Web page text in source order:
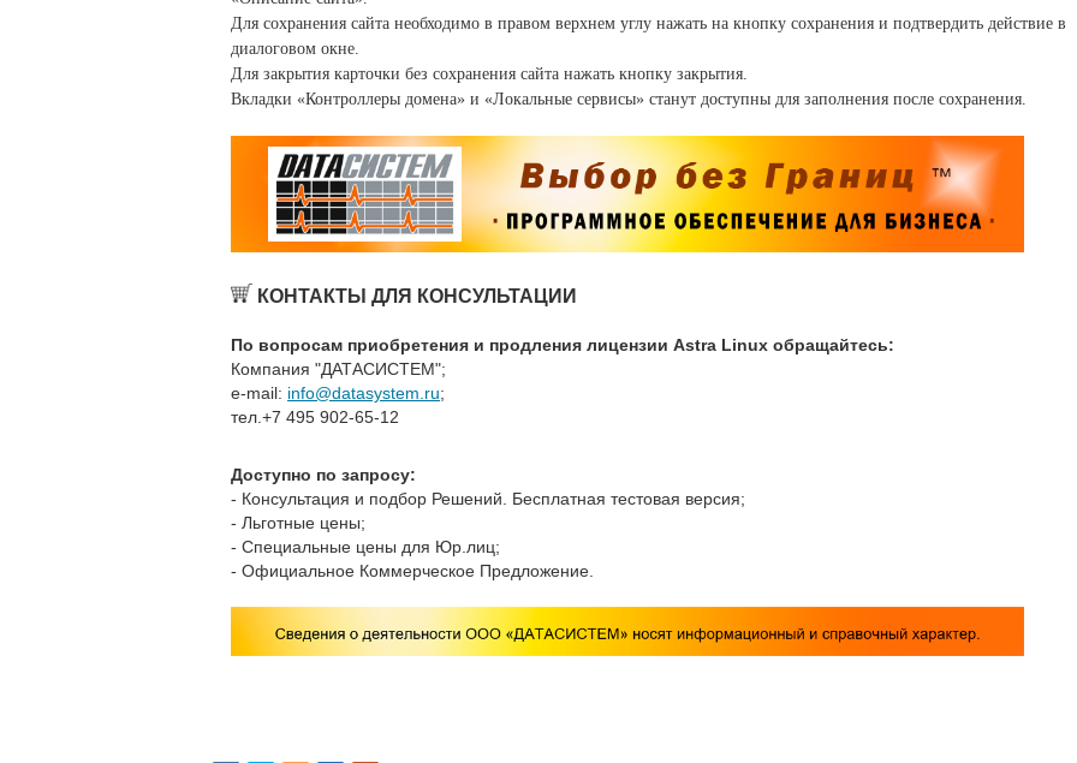
Для сохранения сайта необходимо в правом верхнем углу нажать на кнопку сохранения и подтвердить действие в
диалоговом окне.
Для закрытия карточки без сохранения сайта нажать кнопку закрытия.
Вкладки «Контроллеры домена» и «Локальные сервисы» станут доступны для заполнения после сохранения.
КОНТАКТЫ ДЛЯ КОНСУЛЬТАЦИИ
По вопросам приобретения и продления лицензии Astra Linux обращайтесь:
Компания "ДАТАСИСТЕМ";
e-mail: info@datasystem.ru;
тел.+7 495 902-65-12
Доступно по запросу:
- Консультация и подбор Решений. Бесплатная тестовая версия;
- Льготные цены;
- Специальные цены для Юр.лиц;
- Официальное Коммерческое Предложение.